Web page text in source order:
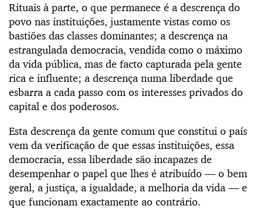
Rituais à parte, o que permanece é a descrença do
povo nas instituições, justamente vistas como os
bastiões das classes dominantes; a descrença na
estrangulada democracia, vendida como o máximo
da vida pública, mas de facto capturada pela gente
rica e influente; a descrença numa liberdade que
esbarra a cada passo com os interesses privados do
capital e dos poderosos.
Esta descrença da gente comum que constitui o país
vem da verificação de que essas instituições, essa
democracia, essa liberdade são incapazes de
desempenhar o papel que lhes é atribuído — o bem
geral, a justiça, a igualdade, a melhoria da vida — e
que funcionam exactamente ao contrário.